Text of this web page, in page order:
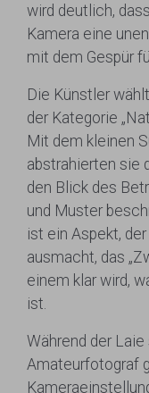
wird deutlich,
Kamera eine
mit dem Gespür
Die Künstler
der Kategorie
Mit dem kleinen
abstrahierten sie
den Blick des
und Muster
ist ein Aspekt,
ausmacht, das
einem klar wird,
ist.
Während der
Amateurfotograf